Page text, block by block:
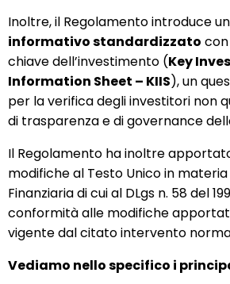
Inoltre, il Regolamento introduce un
informativo standardizzato
chiave dell’investimento (Key
Information Sheet – KIIS), un
per la verifica degli investitori non
di trasparenza e di governance
Il Regolamento ha inoltre
modifiche al Testo Unico in
Finanziaria di cui al DLgs n. 58 del
conformità alle modifiche
vigente dal citato intervento
Vediamo nello specifico i